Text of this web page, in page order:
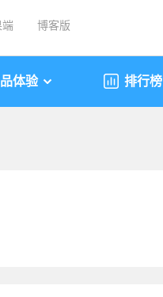
端 博客版
体验 排行榜